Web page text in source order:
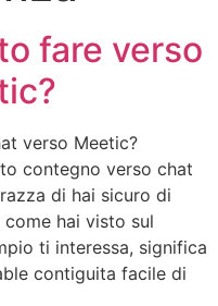
fare verso
verso Meetic?
contegno verso chat
di hai sicuro di
hai visto sul
ti interessa, significa
contiguita facile di